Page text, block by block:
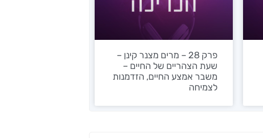
פרק 28 – מרים מצנר קינן –
שעת הצהריים של החיים –
משבר אמצע החיים, הזדמנות
לצמיחה